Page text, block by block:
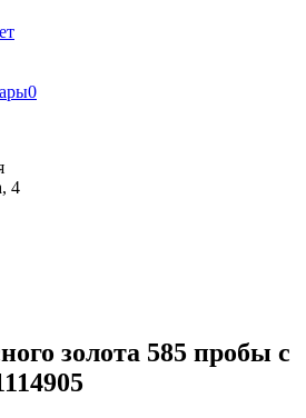
0
4
золота 585 пробы с